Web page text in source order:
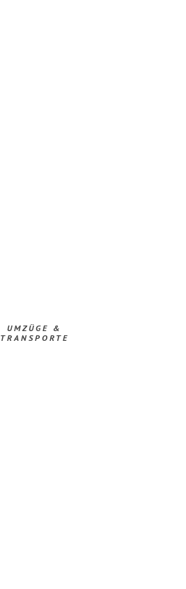
UMZÜGE &
TRANSPORTE